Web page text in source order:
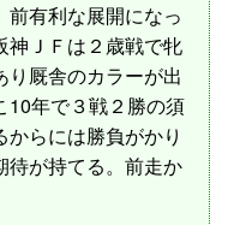
有利な展開になっ
神ＪＦは２歳戦で牝
厩舎のカラーが出
10年で３戦２勝の須
らには勝負がかり
待が持てる。前走か